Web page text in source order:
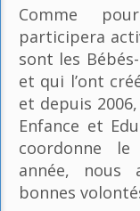
Comme
participera
sont les
et qui l’ont
et depuis 2006,
Enfance et
coordonne
année, nous
bonnes